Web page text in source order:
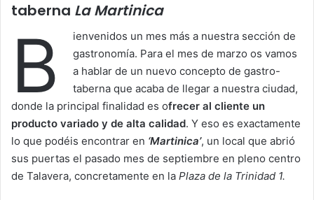
taberna La Martinica
B
ienvenidos un mes más a nuestra sección de
gastronomía. Para el mes de marzo os vamos
a hablar de un nuevo concepto de gastro-
taberna que acaba de llegar a nuestra ciudad,
donde la principal finalidad es ofrecer al cliente un
producto variado y de alta calidad. Y eso es exactamente
lo que podéis encontrar en ‘Martinica’, un local que abrió
sus puertas el pasado mes de septiembre en pleno centro
de Talavera, concretamente en la Plaza de la Trinidad 1.